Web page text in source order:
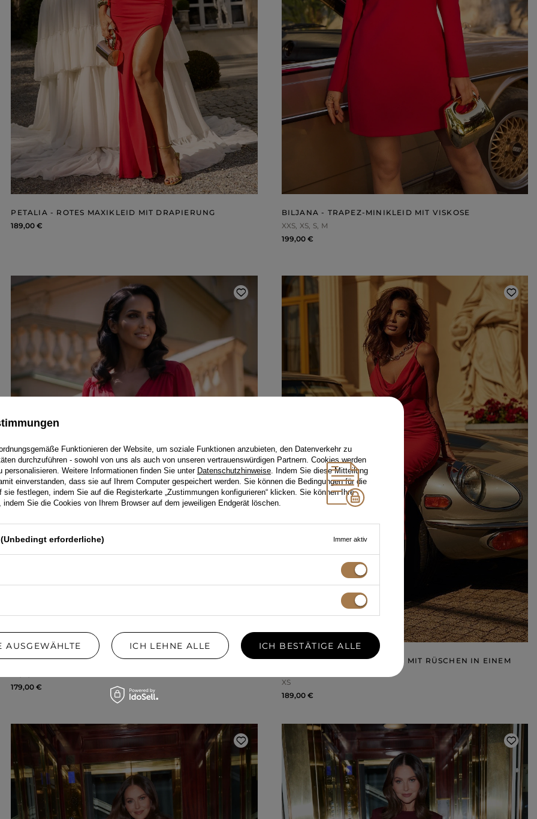
PETALIA - ROTES MAXIKLEID MIT DRAPIERUNG
189,00 €
BILJANA - TRAPEZ-MINIKLEID MIT VISKOSE
XXS XS S M
199,00 €
CLEMENTINE RED - GECRINKELTES MINIKLEID IN ROT
179,00 €
MAVEN - TAILLIERTES KLEID MIT RÜSCHEN IN EINEM
XS
189,00 €
Funktionieren der Website, um soziale Funktionen anzubieten, den Datenverkehr zu
durchzuführen - sowohl von uns als auch von unseren vertrauenswürdigen Partnern. Cookies werden
personalisieren. Weitere Informationen finden Sie unter Datenschutzhinweise. Indem Sie diese Mitteilung
einverstanden, dass sie auf Ihrem Computer gespeichert werden. Sie können die Bedingungen für die
sie festlegen, indem Sie auf die Registerkarte „Zustimmungen konfigurieren“ klicken. Sie können Ihre
indem Sie die Cookies von Ihrem Browser auf dem jeweiligen Endgerät löschen.
erforderliche) Immer aktiv
AUSGEWÄHLTE ICH LEHNE ALLE ICH BESTÄTIGE ALLE